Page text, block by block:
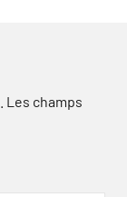
Les champs